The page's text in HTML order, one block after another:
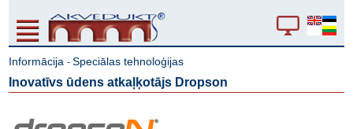
Informācija-Speciālas tehnoloģijas
Inovatīvs ūdens atkaļķotājs Dropson